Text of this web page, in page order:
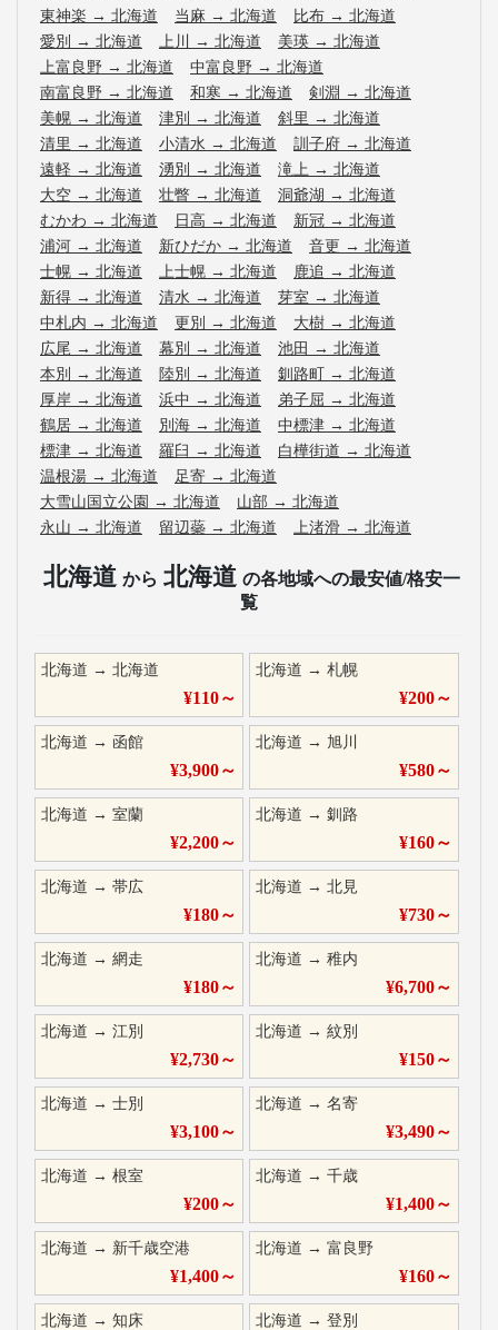
東神楽 → 北海道 当麻 → 北海道 比布 → 北海道
愛別 → 北海道 上川 → 北海道 美瑛 → 北海道
上富良野 → 北海道 中富良野 → 北海道
南富良野 → 北海道 和寒 → 北海道 剣淵 → 北海道
美幌 → 北海道 津別 → 北海道 斜里 → 北海道
清里 → 北海道 小清水 → 北海道 訓子府 → 北海道
遠軽 → 北海道 湧別 → 北海道 滝上 → 北海道
大空 → 北海道 壮瞥 → 北海道 洞爺湖 → 北海道
むかわ → 北海道 日高 → 北海道 新冠 → 北海道
浦河 → 北海道 新ひだか → 北海道 音更 → 北海道
士幌 → 北海道 上士幌 → 北海道 鹿追 → 北海道
新得 → 北海道 清水 → 北海道 芽室 → 北海道
中札内 → 北海道 更別 → 北海道 大樹 → 北海道
広尾 → 北海道 幕別 → 北海道 池田 → 北海道
本別 → 北海道 陸別 → 北海道 釧路町 → 北海道
厚岸 → 北海道 浜中 → 北海道 弟子屈 → 北海道
鶴居 → 北海道 別海 → 北海道 中標津 → 北海道
標津 → 北海道 羅臼 → 北海道 白樺街道 → 北海道
温根湯 → 北海道 足寄 → 北海道
大雪山国立公園 → 北海道 山部 → 北海道
永山 → 北海道 留辺蘂 → 北海道 上渚滑 → 北海道
北海道 から 北海道 の各地域への最安値/格安一
覧
北海道 → 北海道
¥110～
北海道 →札幌
¥200～
北海道 → 函館
¥3,900～
北海道 →旭川
¥580～
北海道 → 室蘭
¥2,200～
北海道 →釧路
¥160～
北海道 → 帯広
¥180～
北海道 →北見
¥730～
北海道 → 網走
¥180～
北海道 →稚内
¥6,700～
北海道 → 江別
¥2,730～
北海道 →紋別
¥150～
北海道 → 士別
¥3,100～
北海道 →名寄
¥3,490～
北海道 → 根室
¥200～
北海道 →千歳
¥1,400～
北海道 → 新千歳空港
¥1,400～
北海道 →富良野
¥160～
北海道 → 知床 北海道 →登別